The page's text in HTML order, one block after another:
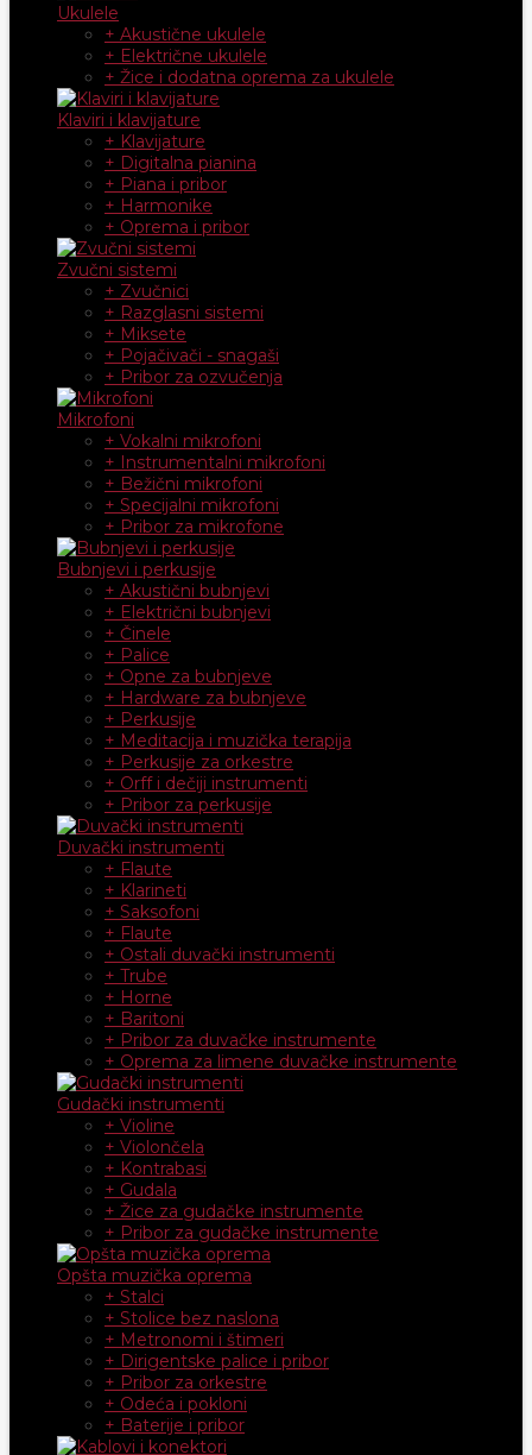
Ukulele
+ Akustične ukulele
+ Električne ukulele
+ Žice i dodatna oprema za ukulele
Klaviri i klavijature
+ Klavijature
+ Digitalna pianina
+ Piana i pribor
+ Harmonike
+ Oprema i pribor
Zvučni sistemi
+ Zvučnici
+ Razglasni sistemi
+ Miksete
+ Pojačivači - snagaši
+ Pribor za ozvučenja
Mikrofoni
+ Vokalni mikrofoni
+ Instrumentalni mikrofoni
+ Bežični mikrofoni
+ Specijalni mikrofoni
+ Pribor za mikrofone
Bubnjevi i perkusije
+ Akustični bubnjevi
+ Električni bubnjevi
+ Činele
+ Palice
+ Opne za bubnjeve
+ Hardware za bubnjeve
+ Perkusije
+ Meditacija i muzička terapija
+ Perkusije za orkestre
+ Orff i dečiji instrumenti
+ Pribor za perkusije
Duvački instrumenti
+ Flaute
+ Klarineti
+ Saksofoni
+ Flaute
+ Ostali duvački instrumenti
+ Trube
+ Horne
+ Baritoni
+ Pribor za duvačke instrumente
+ Oprema za limene duvačke instrumente
Gudački instrumenti
+ Violine
+ Violončela
+ Kontrabasi
+ Gudala
+ Žice za gudačke instrumente
+ Pribor za gudačke instrumente
Opšta muzička oprema
+ Stalci
+ Stolice bez naslona
+ Metronomi i štimeri
+ Dirigentske palice i pribor
+ Pribor za orkestre
+ Odeća i pokloni
+ Baterije i pribor